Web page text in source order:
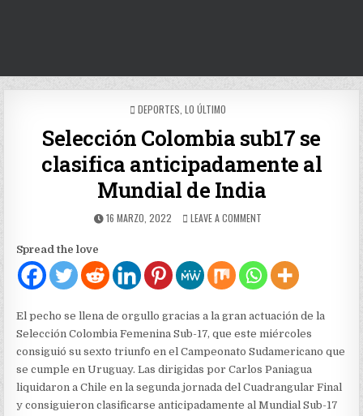
POSTED
DEPORTES LO ÚLTIMO
Selección Colombia sub17 se
clasifica anticipadamente al
Mundial de India
PUBLISHED
16 MARZO, 2022 LEAVE A COMMENTON
SUB17
SE
CLASIFICA
AL
MUNDIAL
DE
INDIA
Spread the love
El pecho se llena de orgullo gracias a la gran actuación de la
Selección Colombia Femenina Sub-17, que este miércoles
consiguió su sexto triunfo en el Campeonato Sudamericano que
se cumple en Uruguay. Las dirigidas por Carlos Paniagua
liquidaron a Chile en la segunda jornada del Cuadrangular Final
y consiguieron clasificarse anticipadamente al Mundial Sub-17